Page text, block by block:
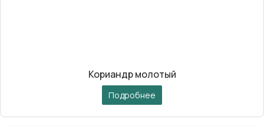
Кориандр молотый
Подробнее